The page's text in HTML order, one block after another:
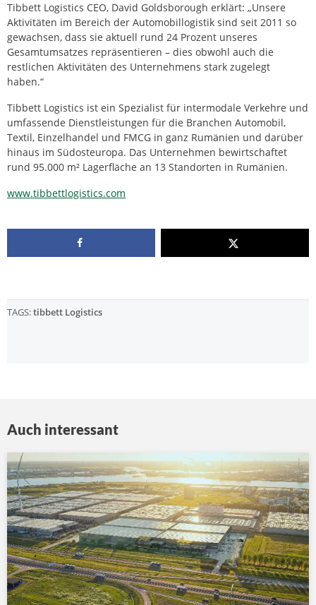
Tibbett Logistics CEO, David Goldsborough erklärt: „Unsere
Aktivitäten im Bereich der Automobillogistik sind seit 2011 so
gewachsen, dass sie aktuell rund 24 Prozent unseres
Gesamtumsatzes repräsentieren – dies obwohl auch die
restlichen Aktivitäten des Unternehmens stark zugelegt
haben.“
Tibbett Logistics ist ein Spezialist für intermodale Verkehre und
umfassende Dienstleistungen für die Branchen Automobil,
Textil, Einzelhandel und FMCG in ganz Rumänien und darüber
hinaus im Südosteuropa. Das Unternehmen bewirtschaftet
rund 95.000 m² Lagerfläche an 13 Standorten in Rumänien.
www.tibbettlogistics.com
TAGS:tibbett Logistics
Auch interessant